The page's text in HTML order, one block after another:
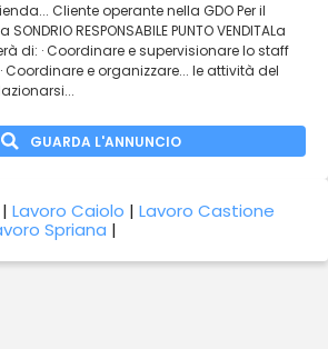
Cliente operante nella GDO Per il
RESPONSABILE PUNTO VENDITALa
di: · Coordinare e supervisionare lo staff
Coordinare e organizzare... le attività del
GUARDA L'ANNUNCIO
|Lavoro Caiolo |Lavoro Castione
Spriana |